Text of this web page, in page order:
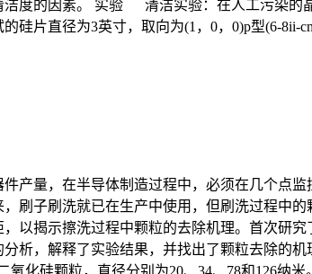
度的因素。 实验 清洁实验：在人工污染的
片直径为3英寸，取向为(1，0，0)p型(6-8ii-
产量，在半导体制造过程中，必须在几个点
刷子刷洗就已在生产中使用，但刷洗过程中
以揭示擦洗过程中颗粒的去除机理。首次研
析，解释了实验结果，并找出了颗粒去除的
氧化硅颗粒，直径分别为20、34、78和126